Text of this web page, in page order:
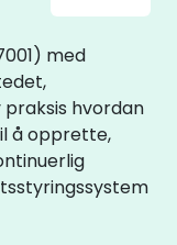
med
hvordan
å opprette,